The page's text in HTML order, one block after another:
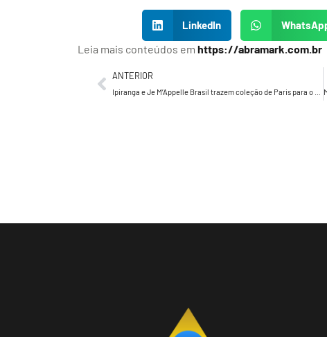
LinkedIn
Leia mais conteúdos em https://abramark.com.br
ANTERIOR